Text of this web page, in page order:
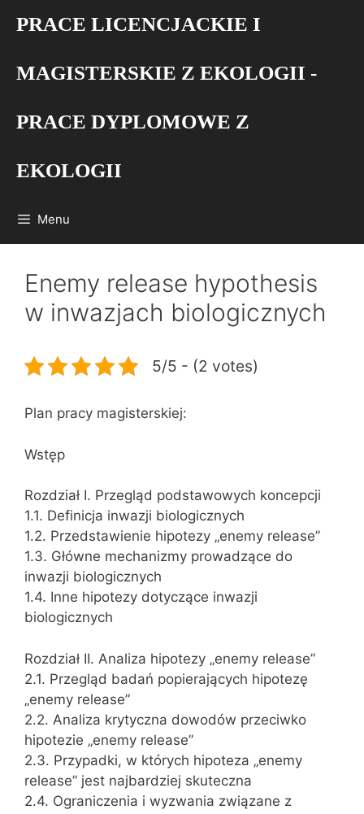
PRACE LICENCJACKIE I
MAGISTERSKIE Z EKOLOGII -
PRACE DYPLOMOWE Z
EKOLOGII
Menu
Enemy release hypothesis
w inwazjach biologicznych
5/5 - (2 votes)
Plan pracy magisterskiej:
Wstęp
Rozdział I. Przegląd podstawowych koncepcji
1.1. Definicja inwazji biologicznych
1.2. Przedstawienie hipotezy „enemy release”
1.3. Główne mechanizmy prowadzące do
inwazji biologicznych
1.4. Inne hipotezy dotyczące inwazji
biologicznych
Rozdział II. Analiza hipotezy „enemy release”
2.1. Przegląd badań popierających hipotezę
„enemy release”
2.2. Analiza krytyczna dowodów przeciwko
hipotezie „enemy release”
2.3. Przypadki, w których hipoteza „enemy
release” jest najbardziej skuteczna
2.4. Ograniczenia i wyzwania związane z